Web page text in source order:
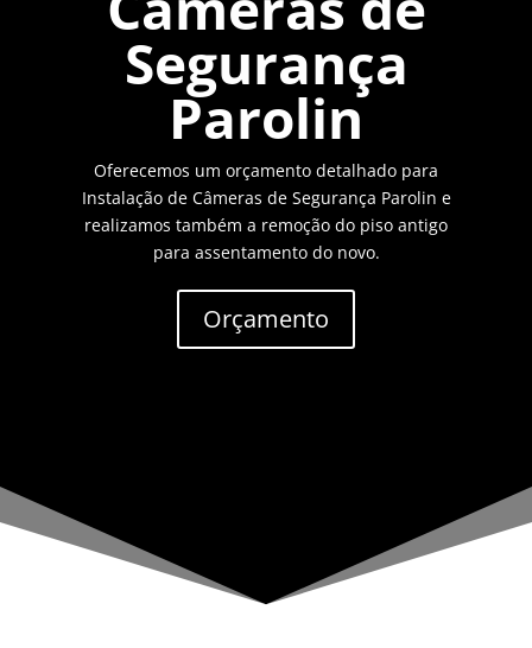
Segurança
Parolin
Oferecemos um orçamento detalhado para
Instalação de Câmeras de Segurança Parolin e
realizamos também a remoção do piso antigo
para assentamento do novo.
Orçamento